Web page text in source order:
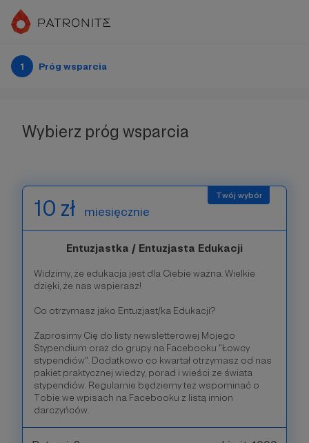
1 Próg wsparcia
Wybierz próg wsparcia
10 zł miesięcznie
Entuzjastka / Entuzjasta Edukacji
Widzimy, że edukacja jest dla Ciebie ważna. Wielkie
dzięki, że nas wspierasz!
Co otrzymasz jako Entuzjast/ka Edukacji?
Zaprosimy Cię do listy newsletterowej Mojego
Stypendium oraz do grupy na Facebooku "Łowcy
stypendiów". Dodatkowo co kwartał otrzymasz od nas
pakiet praktycznej wiedzy, porad i wieści ze świata
stypendiów. Regularnie będziemy też wspominać o
Tobie we wpisach na Facebooku z listą imion
darczyńców.